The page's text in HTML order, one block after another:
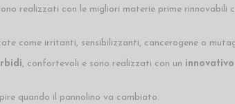
realizzati con le migliori materie prime rinnovabili
come irritanti, sensibilizzanti, cancerogene o
, confortevoli e sono realizzati con un
quando il pannolino va cambiato.